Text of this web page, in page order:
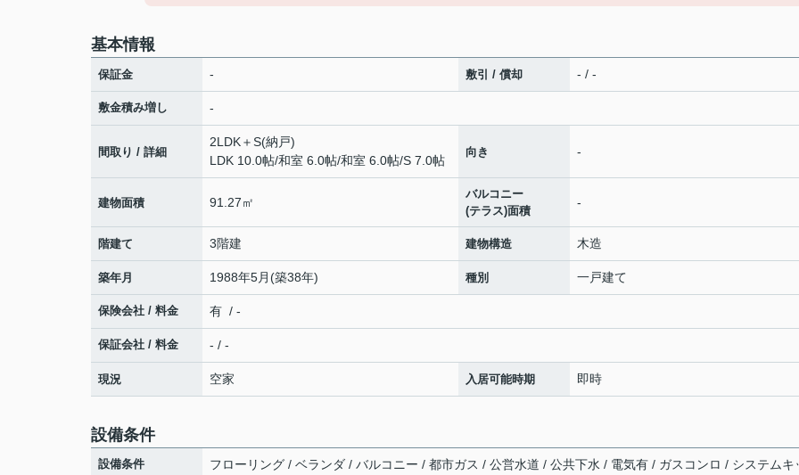
基本情報
保証金 - 敷引 / 償却 - / -
敷金積み増し -
間取り / 詳細
2LDK＋S(納戸)
LDK 10.0帖/和室 6.0帖/和室 6.0帖/S 7.0帖
向き -
建物面積 91.27㎡
バルコニー
(テラス)面積
-
階建て 3階建 建物構造 木造
築年月 1988年5月(築38年) 種別 一戸建て
保険会社 / 料金 有 / -
保証会社 / 料金 - / -
現況 空家 入居可能時期 即時
設備条件
設備条件
フローリング / ベランダ / バルコニー / 都市ガス / 公営水道 / 公共下水 / 電気有 / ガスコンロ / システムキ